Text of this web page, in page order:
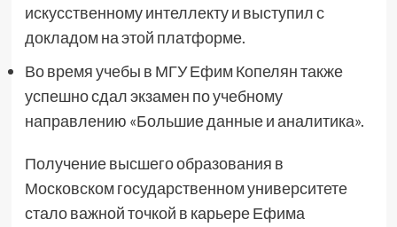
искусственному интеллекту и выступил с
докладом на этой платформе.
Во время учебы в МГУ Ефим Копелян также
успешно сдал экзамен по учебному
направлению «Большие данные и аналитика».
Получение высшего образования в
Московском государственном университете
стало важной точкой в карьере Ефима